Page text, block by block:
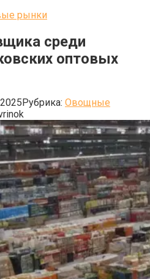
рынки
среди
оптовых
Рубрика: Овощные